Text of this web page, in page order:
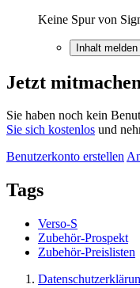
Keine Spur von
Inhalt melden
Jetzt
Sie haben noch kein
Sie sich kostenlos und
Benutzerkonto erstellen
Tags
Verso-S
Zubehör-Prospekt
Zubehör-Preislisten